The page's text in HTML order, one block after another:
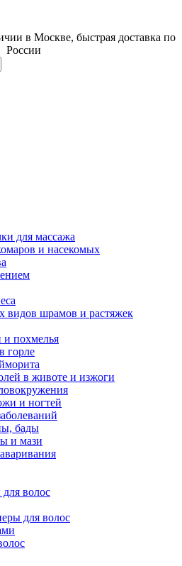
в Москве, быстрая доставка по
России
для массажа
и насекомых
видов шрамов и растяжек
и похмелья
горле
в животе и изжоги
и ногтей
бады
и мази
волос
для волос